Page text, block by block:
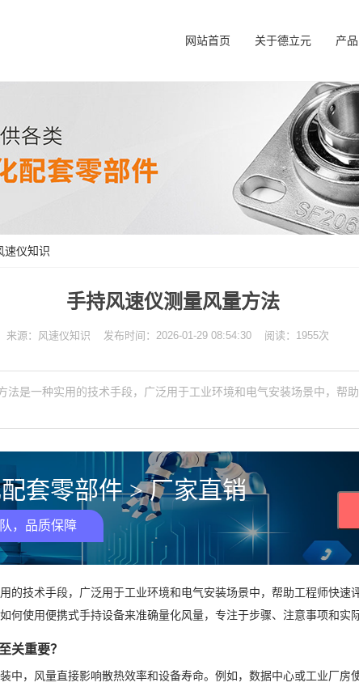
网站首页 关于德立元 产
速仪知识
手持风速仪测量风量方法
来源：风速仪知识 发布时间：2026-01-29 08:54:30 阅读：1955次
是一种实用的技术手段，广泛用于工业环境和电气安装场景中，帮
套零部件 > 厂家直销
，品质保障
的技术手段，广泛用于工业环境和电气安装场景中，帮助工程师快速
何使用便携式手持设备来准确量化风量，专注于步骤、注意事项和实际
关重要？
中，风量直接影响散热效率和设备寿命。例如，数据中心或工业厂房